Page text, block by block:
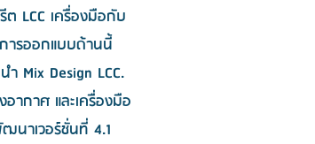
LCC เครื่องมือกับ
ารออกแบบด้านนี้
Mix Design LCC.
ากาศ และเครื่องมือ
าเวอร์ชั่นที่ 4.1